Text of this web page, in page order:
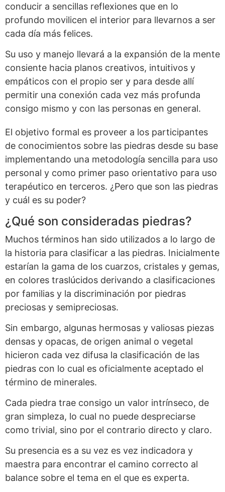
conducir a sencillas reflexiones que en lo
profundo movilicen el interior para llevarnos a ser
cada día más felices.
Su uso y manejo llevará a la expansión de la mente
consiente hacia planos creativos, intuitivos y
empáticos con el propio ser y para desde allí
permitir una conexión cada vez más profunda
consigo mismo y con las personas en general.
El objetivo formal es proveer a los participantes
de conocimientos sobre las piedras desde su base
implementando una metodología sencilla para uso
personal y como primer paso orientativo para uso
terapéutico en terceros. ¿Pero que son las piedras
y cuál es su poder?
¿Qué son consideradas piedras?
Muchos términos han sido utilizados a lo largo de
la historia para clasificar a las piedras. Inicialmente
estarían la gama de los cuarzos, cristales y gemas,
en colores traslúcidos derivando a clasificaciones
por familias y la discriminación por piedras
preciosas y semipreciosas.
Sin embargo, algunas hermosas y valiosas piezas
densas y opacas, de origen animal o vegetal
hicieron cada vez difusa la clasificación de las
piedras con lo cual es oficialmente aceptado el
término de minerales.
Cada piedra trae consigo un valor intrínseco, de
gran simpleza, lo cual no puede despreciarse
como trivial, sino por el contrario directo y claro.
Su presencia es a su vez es vez indicadora y
maestra para encontrar el camino correcto al
balance sobre el tema en el que es experta.